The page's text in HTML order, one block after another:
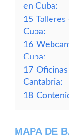
en Cuba:
15 Talleres
Cuba:
16
Cuba:
17
Cantabria:
18
MAPA DE